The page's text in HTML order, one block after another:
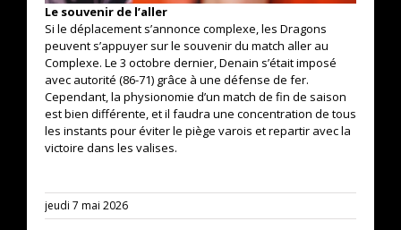
Le souvenir de l’aller
Si le déplacement s’annonce complexe, les Dragons
peuvent s’appuyer sur le souvenir du match aller au
Complexe. Le 3 octobre dernier, Denain s’était imposé
avec autorité (86-71) grâce à une défense de fer.
Cependant, la physionomie d’un match de fin de saison
est bien différente, et il faudra une concentration de tous
les instants pour éviter le piège varois et repartir avec la
victoire dans les valises.
jeudi 7 mai 2026